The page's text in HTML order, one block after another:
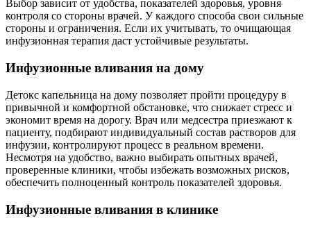
Выбор зависит от удобства, показателей здоровья, уровня
контроля со стороны врачей. У каждого способа свои сильные
стороны и ограничения. Если их учитывать, то очищающая
инфузионная терапия даст устойчивые результаты.
Инфузионные вливания на дому
Детокс капельница на дому позволяет пройти процедуру в
привычной и комфортной обстановке, что снижает стресс и
экономит время на дорогу. Врач или медсестра приезжают к
пациенту, подбирают индивидуальный состав растворов для
инфузии, контролируют процесс в реальном времени.
Несмотря на удобство, важно выбирать опытных врачей,
проверенные клиники, чтобы избежать возможных рисков,
обеспечить полноценный контроль показателей здоровья.
Инфузионные вливания в клинике